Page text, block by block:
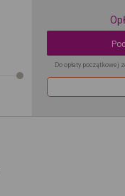
Do opłaty